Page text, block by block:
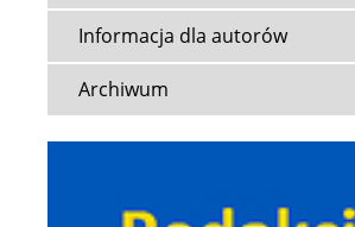
Informacja dla autorów
Archiwum